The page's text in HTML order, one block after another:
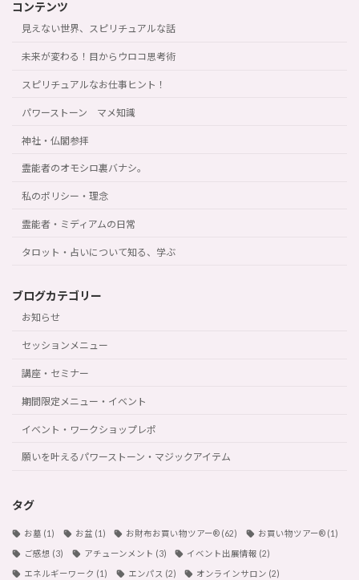
コンテンツ
見えない世界、スピリチュアルな話
未来が変わる！目からウロコ思考術
スピリチュアルなお仕事ヒント！
パワーストーン マメ知識
神社・仏閣参拝
霊能者のオモシロ裏バナシ。
私のポリシー・理念
霊能者・ミディアムの日常
タロット・占いについて知る、学ぶ
ブログカテゴリー
お知らせ
セッションメニュー
講座・セミナー
期間限定メニュー・イベント
イベント・ワークショップレポ
願いを叶えるパワーストーン・マジックアイテム
タグ
お墓 (1) お盆 (1) お財布お買い物ツアー®︎ (62) お買い物ツアー®︎(1)
ご感想 (3) アチューンメント (3) イベント出展情報 (2)
エネルギーワーク (1) エンパス (2) オンラインサロン (2)